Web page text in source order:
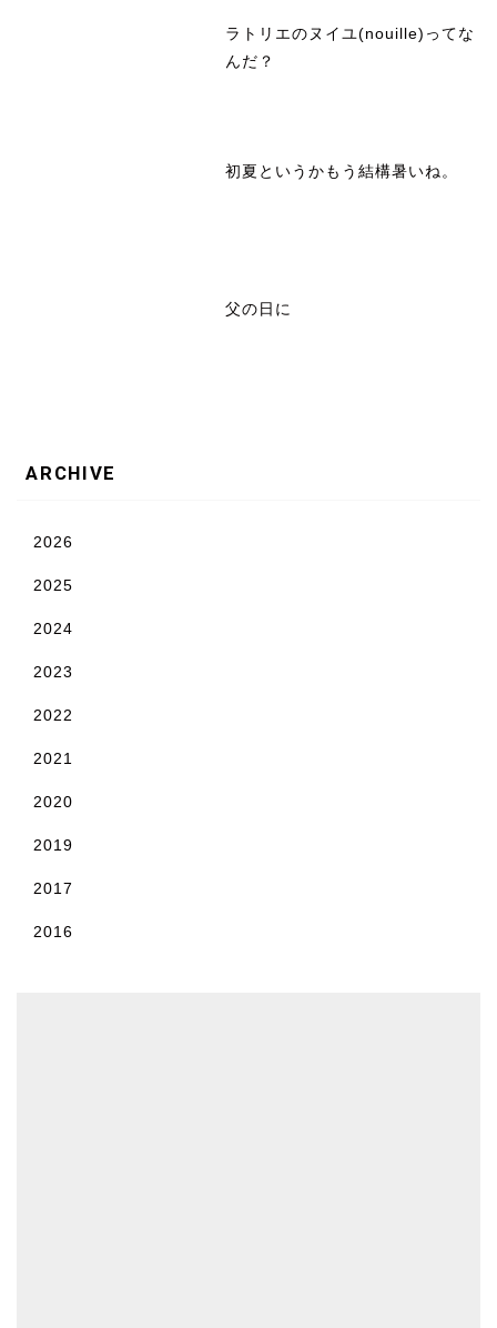
ラトリエのヌイユ(nouille)ってな
んだ？
初夏というかもう結構暑いね。
父の日に
ARCHIVE
2026
2025
2024
2023
2022
2021
2020
2019
2017
2016